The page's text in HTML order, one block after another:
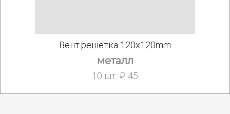
Вент.решетка 120x120mm
металл
10 шт. ₽ 45